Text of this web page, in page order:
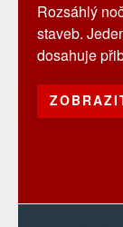
Rozsáhlý
staveb.
dosahuje